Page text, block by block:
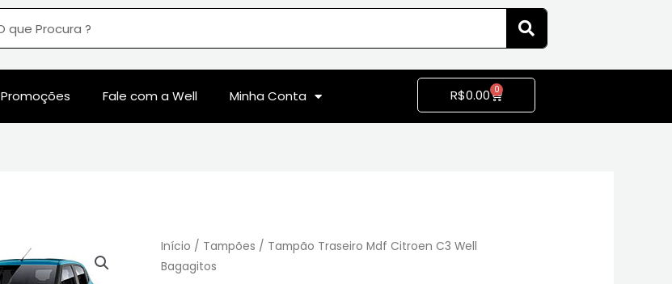
Promoções Fale com a Well Minha Conta R$0.00 0
Início / Tampões / Tampão Traseiro Mdf Citroen C3 Well
Bagagitos